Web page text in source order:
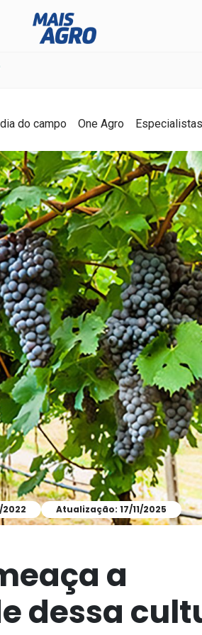
do campo One Agro Especialistas
Atualização: 17/11/2025
a
dessa